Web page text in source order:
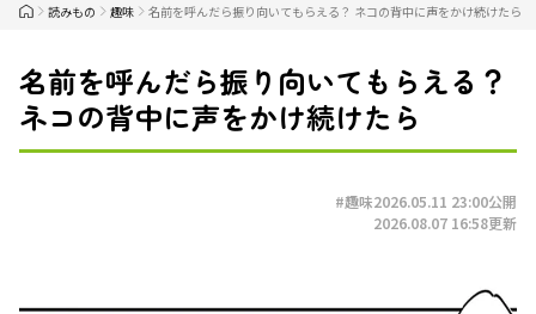
読みもの 趣味 名前を呼んだら振り向いてもらえる？ ネコの背中に声をかけ続けたら
名前を呼んだら振り向いてもらえる？
ネコの背中に声をかけ続けたら
#趣味2026.05.11 23:00公開
2026.08.07 16:58更新